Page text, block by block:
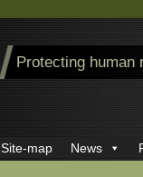
Protecting human
Site-map News